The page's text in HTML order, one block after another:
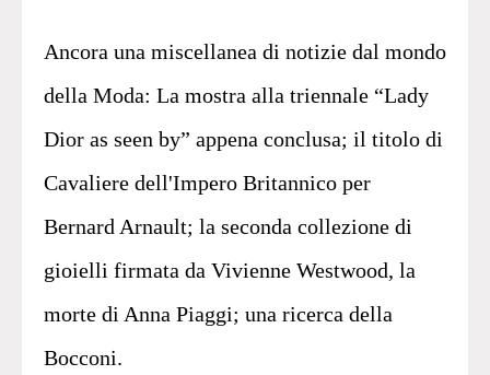
Ancora una miscellanea di notizie dal mondo
della Moda: La mostra alla triennale “Lady
Dior as seen by” appena conclusa; il titolo di
Cavaliere dell'Impero Britannico per
Bernard Arnault; la seconda collezione di
gioielli firmata da Vivienne Westwood, la
morte di Anna Piaggi; una ricerca della
Bocconi.